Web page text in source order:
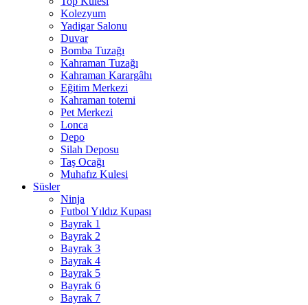
Kolezyum
Yadigar Salonu
Duvar
Bomba Tuzağı
Kahraman Tuzağı
Kahraman Karargâhı
Eğitim Merkezi
Kahraman totemi
Pet Merkezi
Lonca
Depo
Silah Deposu
Taş Ocağı
Muhafız Kulesi
Süsler
Ninja
Futbol Yıldız Kupası
Bayrak 1
Bayrak 2
Bayrak 3
Bayrak 4
Bayrak 5
Bayrak 6
Bayrak 7